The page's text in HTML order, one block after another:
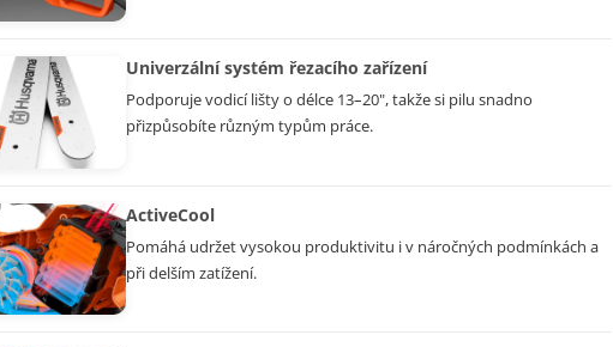
Univerzální systém řezacího zařízení
Podporuje vodicí lišty o délce 13–20", takže si pilu snadno
přizpůsobíte různým typům práce.
ActiveCool
Pomáhá udržet vysokou produktivitu i v náročných podmínkách a
při delším zatížení.